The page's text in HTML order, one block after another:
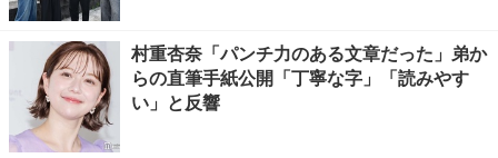
村重杏奈「パンチ力のある文章だった」弟か
らの直筆手紙公開「丁寧な字」「読みやす
い」と反響